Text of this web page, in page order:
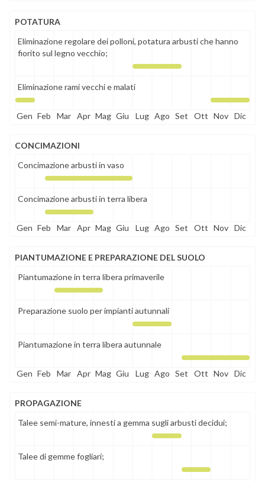
POTATURA
Eliminazione regolare dei polloni, potatura arbusti che hanno
fiorito sul legno vecchio;
Eliminazione rami vecchi e malati
Gen Feb Mar Apr Mag Giu Lug Ago Set Ott Nov Dic
CONCIMAZIONI
Concimazione arbusti in vaso
Concimazione arbusti in terra libera
Gen Feb Mar Apr Mag Giu Lug Ago Set Ott Nov Dic
PIANTUMAZIONE E PREPARAZIONE DEL SUOLO
Piantumazione in terra libera primaverile
Preparazione suolo per impianti autunnali
Piantumazione in terra libera autunnale
Gen Feb Mar Apr Mag Giu Lug Ago Set Ott Nov Dic
PROPAGAZIONE
Talee semi-mature, innesti a gemma sugli arbusti decidui;
Talee di gemme fogliari;